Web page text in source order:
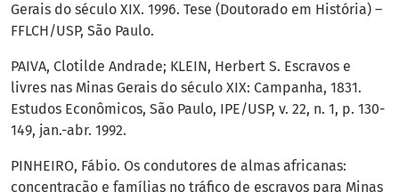
Gerais do século XIX. 1996. Tese (Doutorado em História) –
FFLCH/USP, São Paulo.
PAIVA, Clotilde Andrade; KLEIN, Herbert S. Escravos e
livres nas Minas Gerais do século XIX: Campanha, 1831.
Estudos Econômicos, São Paulo, IPE/USP, v. 22, n. 1, p. 130-
149, jan.-abr. 1992.
PINHEIRO, Fábio. Os condutores de almas africanas:
concentração e famílias no tráfico de escravos para Minas